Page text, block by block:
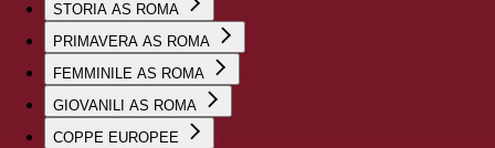
STORIA AS ROMA
PRIMAVERA AS ROMA
FEMMINILE AS ROMA
GIOVANILI AS ROMA
COPPE EUROPEE